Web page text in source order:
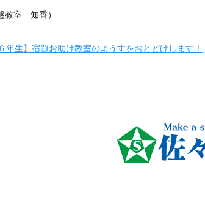
教室 知香）
年生】宿題お助け教室のようすをおとどけします！